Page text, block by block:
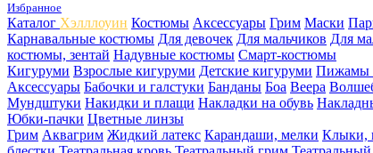
Избранное
Каталог Хэлллоуин Костюмы Аксессуары Грим Маски
Карнавальные костюмы Для девочек Для мальчиков Для
костюмы, зентай Надувные костюмы Смарт-костюмы
Кигуруми Взрослые кигуруми Детские кигуруми Пижамы
Аксессуары Бабочки и галстуки Банданы Боа Веера
Мундштуки Накидки и плащи Накладки на обувь
Юбки-пачки Цветные линзы
Грим Аквагрим Жидкий латекс Карандаши, мелки Клыки,